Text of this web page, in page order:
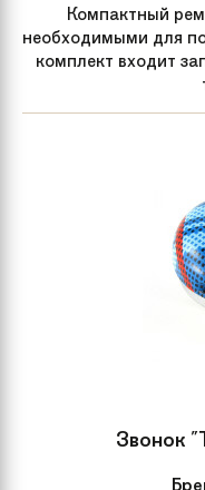
Компактный
необходимыми для
комплект входит
Звонок